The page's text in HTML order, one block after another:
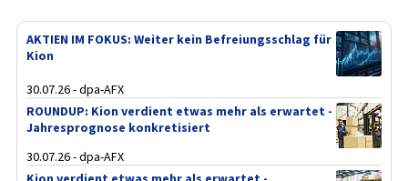
AKTIEN IM FOKUS: Weiter kein Befreiungsschlag für
Kion
30.07.26 - dpa-AFX
ROUNDUP: Kion verdient etwas mehr als erwartet -
Jahresprognose konkretisiert
30.07.26 - dpa-AFX